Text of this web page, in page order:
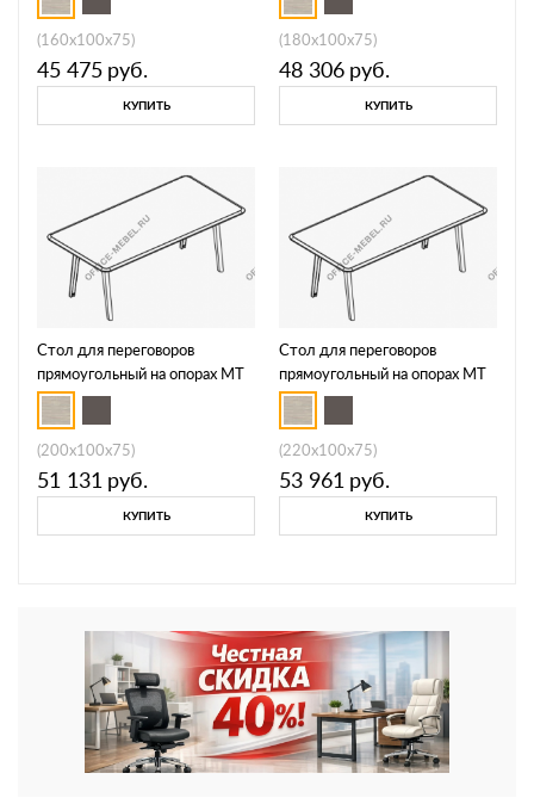
(160x100x75)
45 475 руб.
КУПИТЬ
(180x100x75)
48 306 руб.
КУПИТЬ
Стол для переговоров
прямоугольный на опорах МТ
МР Б1Б 151
(200x100x75)
51 131 руб.
КУПИТЬ
Стол для переговоров
прямоугольный на опорах МТ
МР Б1Б 152
(220x100x75)
53 961 руб.
КУПИТЬ